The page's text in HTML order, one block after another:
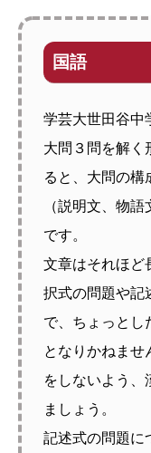
国語
学芸大世田谷中
大問３問を解く
ると、大問の構
（説明文、物
です。
文章はそれほど
択式の問題や記
で、ちょっとし
となりかねませ
をしないよう、
ましょう。
記述式の問題に